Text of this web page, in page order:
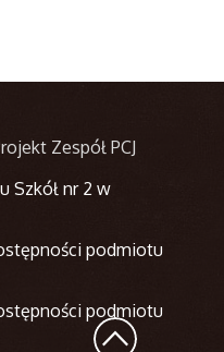
Zespół PCJ
Szkół nr 2 w
podmiotu
podmiotu